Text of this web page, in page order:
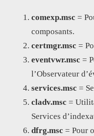
comexp.msc =
composants.
certmgr.msc =
eventvwr.msc =
l’Observateur
services.msc =
cladv.msc =
Services
dfrg.msc = Pour